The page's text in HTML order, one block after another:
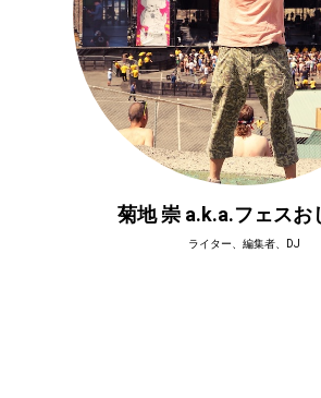
菊地 崇 a.k.a.フェスお
ライター、編集者、DJ